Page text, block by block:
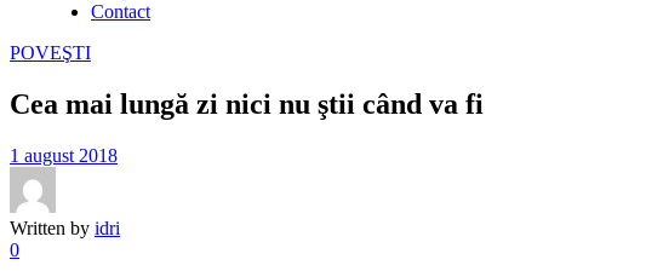
Contact
POVEŞTI
Cea mai lungă zi nici nu ştii când va fi
1 august 2018
Written by idri
0